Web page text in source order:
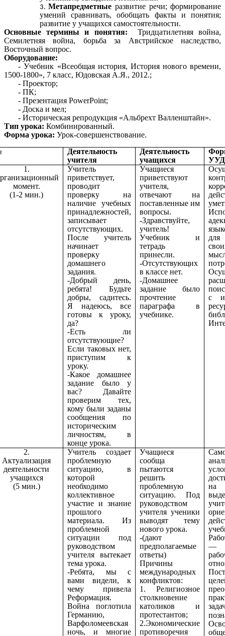
Метапредметные развитие речи; формирование
умений сравнивать, обобщать факты и понятия;
развитие у учащихся самостоятельности.
Основные термины и понятия:
Тридцатилетняя война,
Семилетняя война, борьба за Австрийское наследство,
Восточный вопрос.
Оборудование:
- Учебник «Всеобщая история, История нового времени,
1500-1800», 7 класс, Юдовская А.Я., 2012.;
- Проектор;
- ПК;
- Презентация PowerPoint;
- Доска и мел;
- Историческая репродукция «Альбрехт Валленштайн».
Тип урока: Комбинированный.
Форма урока: Урок-совершенствование.
Деятельность
учителя
Деятельность
учащихся
УУД
1.
момент.
(1-2 мин.)
Учитель
приветствует,
проводит
проверку на
наличие учебных
принадлежностей,
записывает
отсутствующих.
После учитель
начинает
проверку
домашнего
задания.
-Добрый день,
ребята! Будьте
добры, садитесь.
Я надеюсь, все
готовы к уроку,
да?
-Есть ли
отсутствующие?
Если таковых нет,
приступим к
уроку.
-Какое домашнее
задание было у
вас? Давайте
проверим тех,
кому были заданы
сообщения по
историческим
личностям, в
конце урока.
Учащиеся
приветствуют
учителя,
отвечают на
поставленные им
вопросы.
-Здравствуйте,
учитель!
Учебник и
тетрадь
принесли.
-Отсутствующих
в классе нет.
-Домашнее
задание было
прочтение
параграфа в
учебнике.
для
с
2.
Актуализация
деятельности
учащихся
(5 мин.)
Учитель создает
проблемную
ситуацию, в
которой
необходимо
коллективное
участие и знание
прошлого
материала. Из
проблемной
ситуации под
руководством
учителя вытекает
тема урока.
-Ребята, мы с
вами видели, к
чему привела
Реформация.
Война поглотила
Германию,
Варфоломеевская
ночь, и многие
Учащиеся
сообща
пытаются
решить
проблемную
ситуацию. Под
руководством
учителя ученики
выводят тему
нового урока.
-(дают
предполагаемые
ответы)
Причины
международных
конфликтов:
1. Религиозное
столкновение
католиков и
протестантов;
2.Экономические
противоречия
на
—